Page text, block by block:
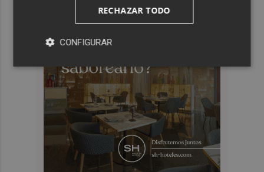
RECHAZAR TODO
CONFIGURAR